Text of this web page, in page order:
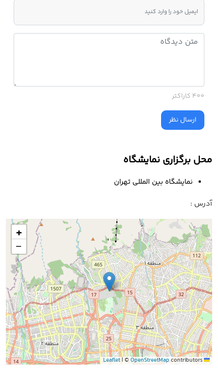
400 کاراکتر
ارسال نظر
محل برگزاری نمایشگاه
نمایشگاه بین المللی تهران
آدرس :
+
−
| ©OpenStreetMapcontributors